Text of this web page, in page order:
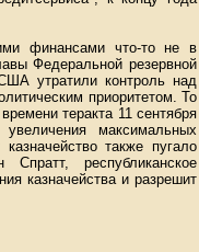
финансами что-то не в
Федеральной резервной
утратили контроль над
приоритетом. То
теракта 11 сентября
максимальных
также пугало
республиканское
казначейства и разрешит